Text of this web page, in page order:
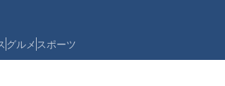
グルメ スポーツ